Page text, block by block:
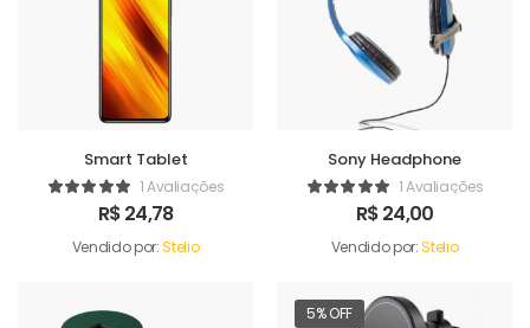
Smart Tablet
1 Avaliações
R$24,78
Vendido por:Stelio
Sony Headphone
1 Avaliações
R$24,00
Vendido por:Stelio
5% OFF